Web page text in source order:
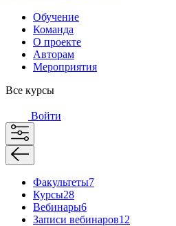
Обучение
Команда
О проекте
Авторам
Мероприятия
Все курсы
Войти
Факультеты7
Курсы28
Вебинары6
Записи вебинаров12